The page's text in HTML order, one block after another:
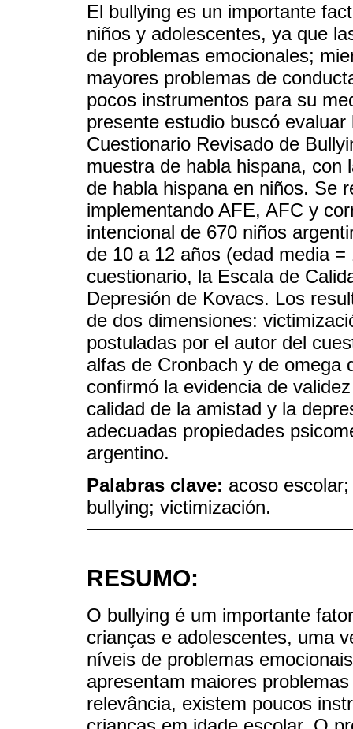
El bullying es un importante
niños y adolescentes, ya que
de problemas emocionales;
mayores problemas de
pocos instrumentos para su
presente estudio buscó
Cuestionario Revisado de
muestra de habla hispana, con
de habla hispana en niños. Se
implementando AFE, AFC y
intencional de 670 niños
de 10 a 12 años (edad media
cuestionario, la Escala de
Depresión de Kovacs. Los
de dos dimensiones:
postuladas por el autor del
alfas de Cronbach y de omega
confirmó la evidencia de
calidad de la amistad y la
adecuadas propiedades
argentino.
Palabras clave: acoso
bullying; victimización.
RESUMO:
O bullying é um importante
crianças e adolescentes, uma
níveis de problemas
apresentam maiores
relevância, existem poucos